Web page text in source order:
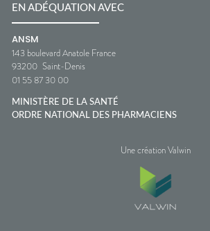
EN ADÉQUATION AVEC
ANSM
143 boulevard Anatole France
93200 Saint-Denis
01 55 87 30 00
MINISTÈRE DE LA SANTÉ
ORDRE NATIONAL DES PHARMACIENS
Une création Valwin